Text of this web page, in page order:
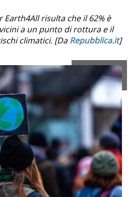
Earth4All risulta che il 62% è
a un punto di rottura e il
climatici. [DaRepubblica.it]